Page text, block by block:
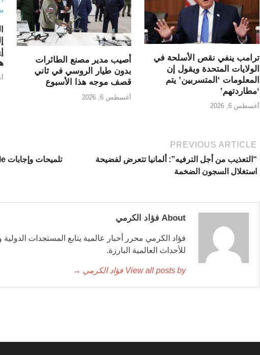
ترامب ينفي نقص الأسلحة في
الولايات المتحدة ويقول إن
المعلومات ‘المتسربين’ يتم
‘مطاردتهم’
أغسطس 6, 2026
أصيب مدير مصنع الطائرات
بدون طيار الروسي في ثاني
قصف موجه هذا الأسبوع
أغسطس 6, 2026
PREVIOUS ARTICLE
“التعذيب من أجل الترفيه”: ألمانيا تتعرض لفضيحة
استغلال السجون الضخمة
About فؤاد الكرمي
فؤاد الكرمي محرر أخبار عالمية يتابع المستجدات
للأحداث العالمية البارزة.
View all posts by فؤاد الكرمي →